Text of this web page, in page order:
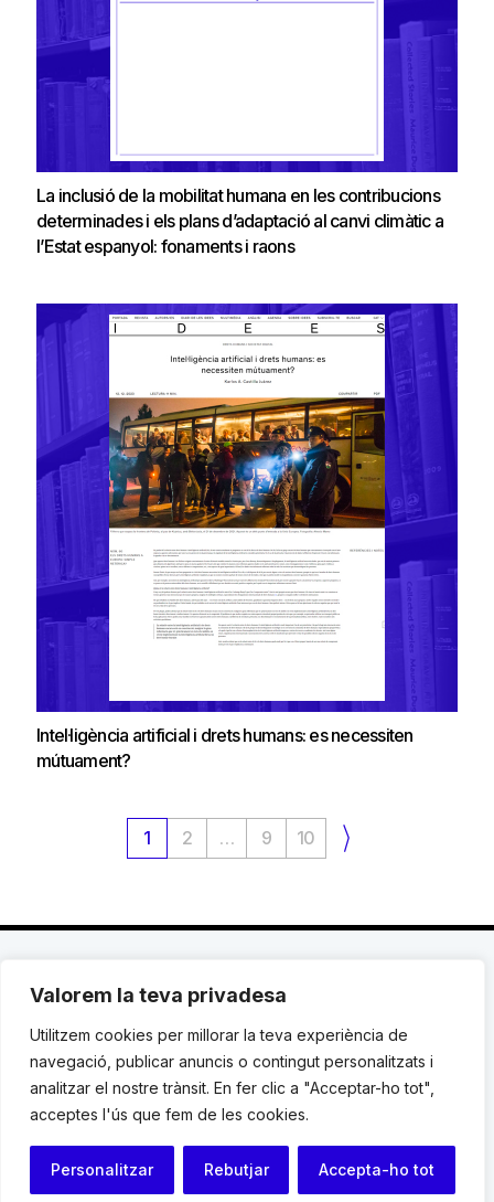
Valorem la teva privadesa
Utilitzem cookies per millorar la teva experiència de
navegació, publicar anuncis o contingut personalitzats i
analitzar el nostre trànsit. En fer clic a "Acceptar-ho tot",
acceptes l'ús que fem de les cookies.
Personalitzar Rebutjar Accepta-ho tot
La inclusió de la mobilitat humana en les contribucions
determinades i els plans d’adaptació al canvi climàtic a
l’Estat espanyol: fonaments i raons
Intel·ligència artificial i drets humans: es necessiten
mútuament?
1 2 … 9 10
C. Avinyó 44, 2n | 08002 Barcelona |
119 03 72|institut@idhc.org
© Institut de Drets Humans de Catalunya.
Avis legal|Cookies|Contacte
Programació web: Space Bits